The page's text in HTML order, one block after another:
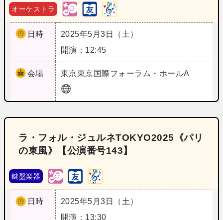
オーケストラ
日時
2025年5月3日（土）
開演：12:45
会場 東京東京国際フォーラム・ホールA
ラ・フォル・ジュルネTOKYO2025《パリ
の東風》【公演番号143】
鍵盤楽器
日時
2025年5月3日（土）
開演：13:30